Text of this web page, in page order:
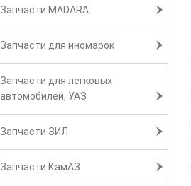
Запчасти MADARA
Запчасти для иномарок
Запчасти для легковых
автомобилей, УАЗ
Запчасти ЗИЛ
Запчасти КамАЗ